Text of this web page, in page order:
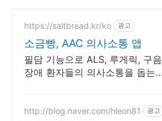
https://saltbread.kr/ko 광고
소금빵, AAC 의사소통 앱
필담 기능으로 ALS, 루게릭, 구음
장애 환자들의 의사소통을 돕는
http://blog.naver.com/hleon81 광고